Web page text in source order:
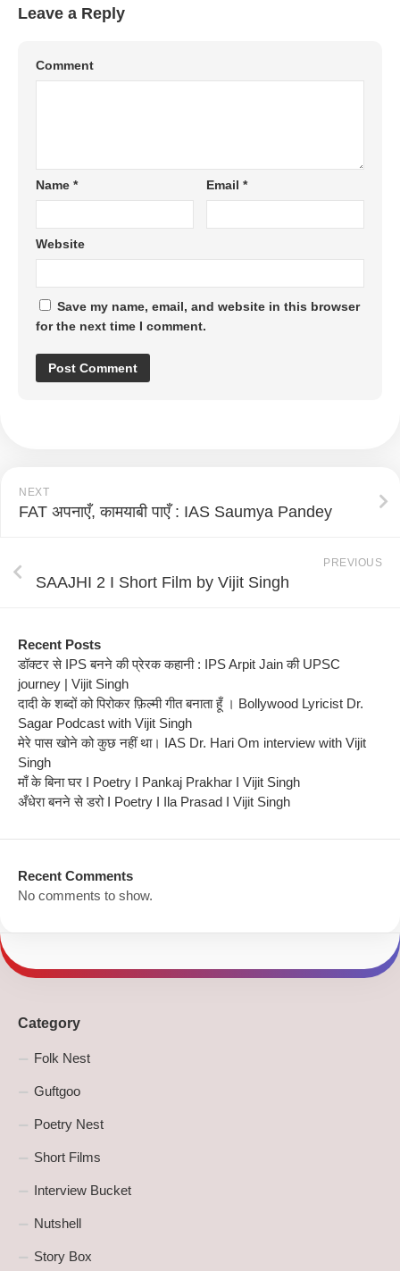
Leave a Reply
Comment
Name * Email*
Website
Save my name, email, and website in this browser
for the next time I comment.
NEXT
FAT अपनाएँ, कामयाबी पाएँ : IAS Saumya Pandey
PREVIOUS
SAAJHI 2 I Short Film by Vijit Singh
Recent Posts
डॉक्टर से IPS बनने की प्रेरक कहानी : IPS Arpit Jain की UPSC
journey | Vijit Singh
दादी के शब्दों को पिरोकर फ़िल्मी गीत बनाता हूँ । Bollywood Lyricist Dr.
Sagar Podcast with Vijit Singh
मेरे पास खोने को कुछ नहीं था। IAS Dr. Hari Om interview with Vijit
Singh
माँ के बिना घर I Poetry I Pankaj Prakhar I Vijit Singh
अँधेरा बनने से डरो I Poetry I Ila Prasad I Vijit Singh
Recent Comments
No comments to show.
Category
Folk Nest
Guftgoo
Poetry Nest
Short Films
Interview Bucket
Nutshell
Story Box